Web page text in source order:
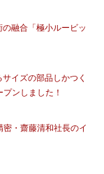
融合「極小ルービッ
イズの部品しかつく
ンしました！
・齋藤清和社長のイ